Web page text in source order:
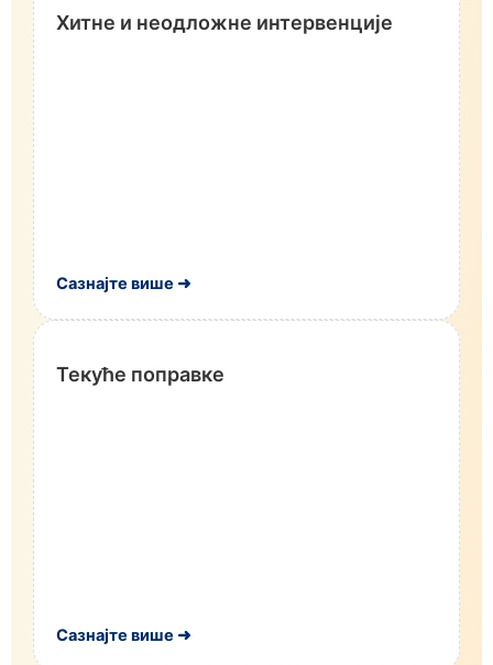
Хитне и неодложне интервенције
Сазнајте више ➜
Текуће поправке
Сазнајте више ➜